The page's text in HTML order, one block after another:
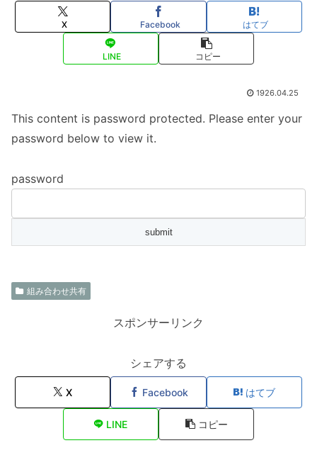
X Facebook はてブ
LINE コピー
1926.04.25
This content is password protected. Please enter your
password below to view it.
password
組み合わせ共有
スポンサーリンク
シェアする
X Facebook はてブ
LINE コピー